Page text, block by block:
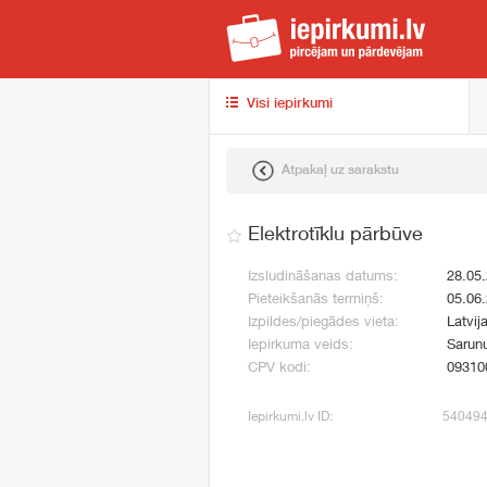
Visi iepirkumi
Atpakaļ uz sarakstu
Elektrotīklu pārbūve
Izsludināšanas datums:
Pieteikšanās termiņš:
Izpildes/piegādes vieta:
Iepirkuma veids:
CPV kodi:
Iepirkumi.lv ID: